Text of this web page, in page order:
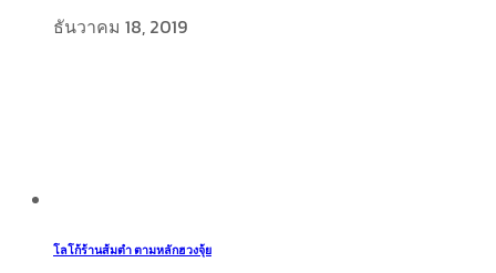
ธันวาคม 18, 2019
โลโก้ร้านส้มตำ ตามหลักฮวงจุ้ย